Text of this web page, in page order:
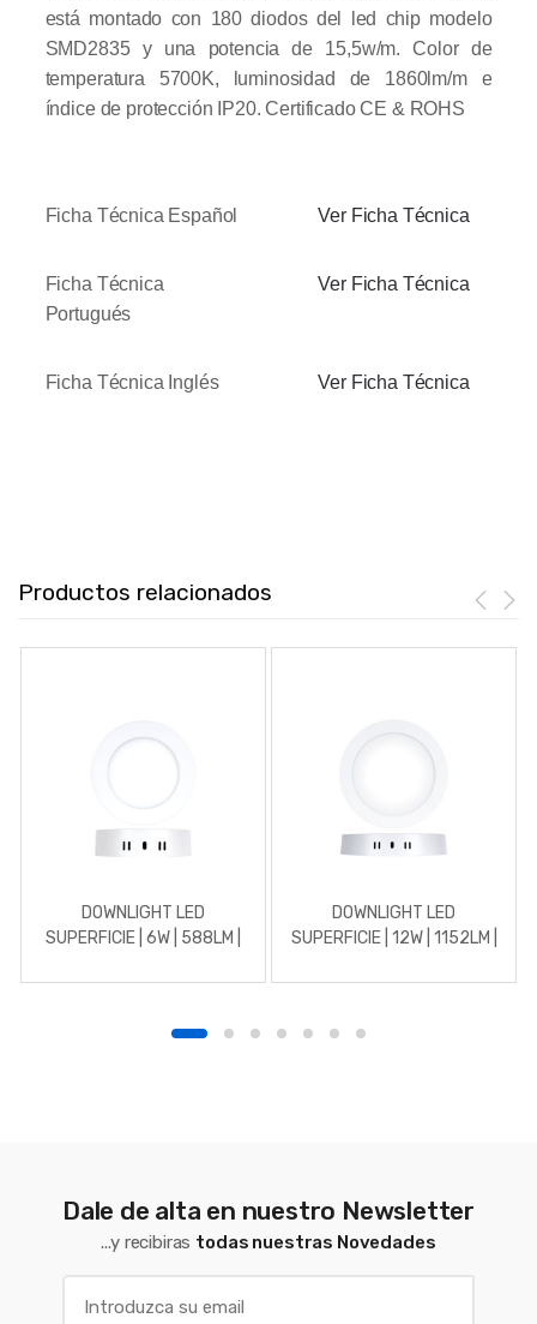
está montado con 180 diodos del led chip modelo
SMD2835 y una potencia de 15,5w/m. Color de
temperatura 5700K, luminosidad de 1860lm/m e
índice de protección IP20.Certificado CE & ROHS
Ficha Técnica Español Ver Ficha Técnica
Ficha Técnica
Portugués
Ver Ficha Técnica
Ficha Técnica Inglés Ver Ficha Técnica
Productos relacionados
DOWNLIGHT LED
SUPERFICIE | 6W | 588LM |
BLANCO
DOWNLIGHT LED
SUPERFICIE | 12W | 1152LM |
BLANCO
Dale de alta en nuestro Newsletter
...y recibiras todas nuestras Novedades